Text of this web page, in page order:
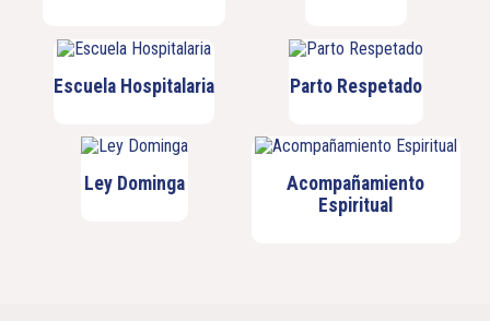
Escuela Hospitalaria Parto Respetado
Ley Dominga
Acompañamiento
Espiritual